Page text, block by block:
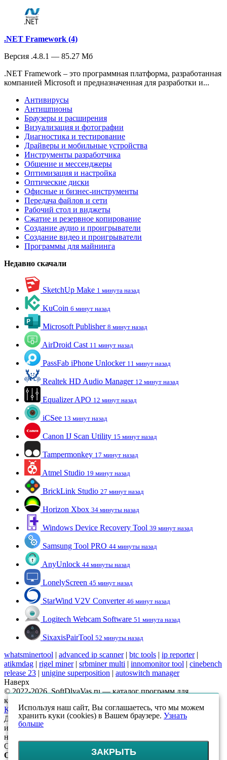
.NET Framework (4)
Версия .4.8.1 — 85.27 Мб
.NET Framework – это программная платформа, разработанная
компанией Microsoft и предназначенная для разработки и...
Антивирусы
Антишпионы
Браузеры и расширения
Визуализация и фотографии
Диагностика и тестирование
Драйверы и мобильные устройства
Инструменты разработчика
Общение и мессенджеры
Оптимизация и настройка
Оптические диски
Офисные и бизнес-инструменты
Передача файлов и сети
Рабочий стол и виджеты
Сжатие и резервное копирование
Создание аудио и проигрыватели
Создание видео и проигрыватели
Программы для майнинга
Недавно скачали
SketchUp Make 1 минута назад
KuCoin 6 минут назад
Microsoft Publisher 8 минут назад
AirDroid Cast 11 минут назад
PassFab iPhone Unlocker 11 минут назад
Realtek HD Audio Manager 12 минут назад
Equalizer APO 12 минут назад
iCSee 13 минут назад
Canon IJ Scan Utility 15 минут назад
Tampermonkey 17 минут назад
Atmel Studio 19 минут назад
BrickLink Studio 27 минут назад
Horizon Xbox 34 минуты назад
Windows Device Recovery Tool 39 минут назад
Samsung Tool PRO 44 минуты назад
AnyUnlock 44 минуты назад
LonelyScreen 45 минут назад
StarWind V2V Converter 46 минут назад
Logitech Webcam Software 51 минута назад
SixaxisPairTool 52 минуты назад
whatsminertool | advanced ip scanner| btc tools | ip reporter|
atikmdag | rigel miner| srbminer multi | innomonitor tool | cinebench
release 23 | unigine superposition | autoswitch manager
Наверх
© 2022-2026, SoftDlyaVas.ru — каталог программ для
компьютера.
Карта сайта
Данный интернет-сайт носит исключительно
информационный характер и ни при каких условиях
не является публичной офертой, определяемой положениями
Статьи 437 (2) ГК РФ
Оцените!
Используя наш сайт, Вы соглашаетесь, что мы можем
хранить куки (cookies) в Вашем браузере. Узнать
больше
ЗАКРЫТЬ